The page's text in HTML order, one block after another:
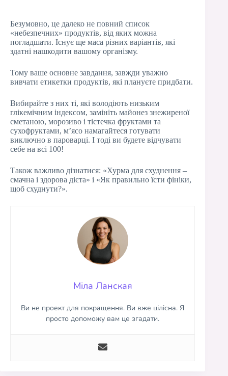
Безумовно, це далеко не повний список
«небезпечних» продуктів, від яких можна
погладшати. Існує ще маса різних варіантів, які
здатні нашкодити вашому організму.
Тому ваше основне завдання, завжди уважно
вивчати етикетки продуктів, які плануєте придбати.
Вибирайте з них ті, які володіють низьким
глікемічним індексом, замініть майонез знежиреної
сметаною, морозиво і тістечка фруктами та
сухофруктами, м’ясо намагайтеся готувати
виключно в пароварці. І тоді ви будете відчувати
себе на всі 100!
Також важливо дізнатися: «Хурма для схуднення –
смачна і здорова дієта» і «Як правильно їсти фініки,
щоб схуднути?».
Міла Ланская
Ви не проект для покращення. Ви вже цілісна. Я
просто допоможу вам це згадати.